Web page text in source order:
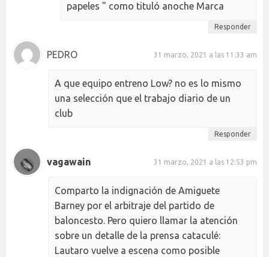
papeles " como tituló anoche Marca
Responder
PEDRO 31 marzo, 2021 a las 11:33 am
A que equipo entreno Low? no es lo mismo
una selección que el trabajo diario de un
club
Responder
vagawain 31 marzo, 2021 a las 12:53 pm
Comparto la indignación de Amiguete
Barney por el arbitraje del partido de
baloncesto. Pero quiero llamar la atención
sobre un detalle de la prensa cataculé:
Lautaro vuelve a escena como posible